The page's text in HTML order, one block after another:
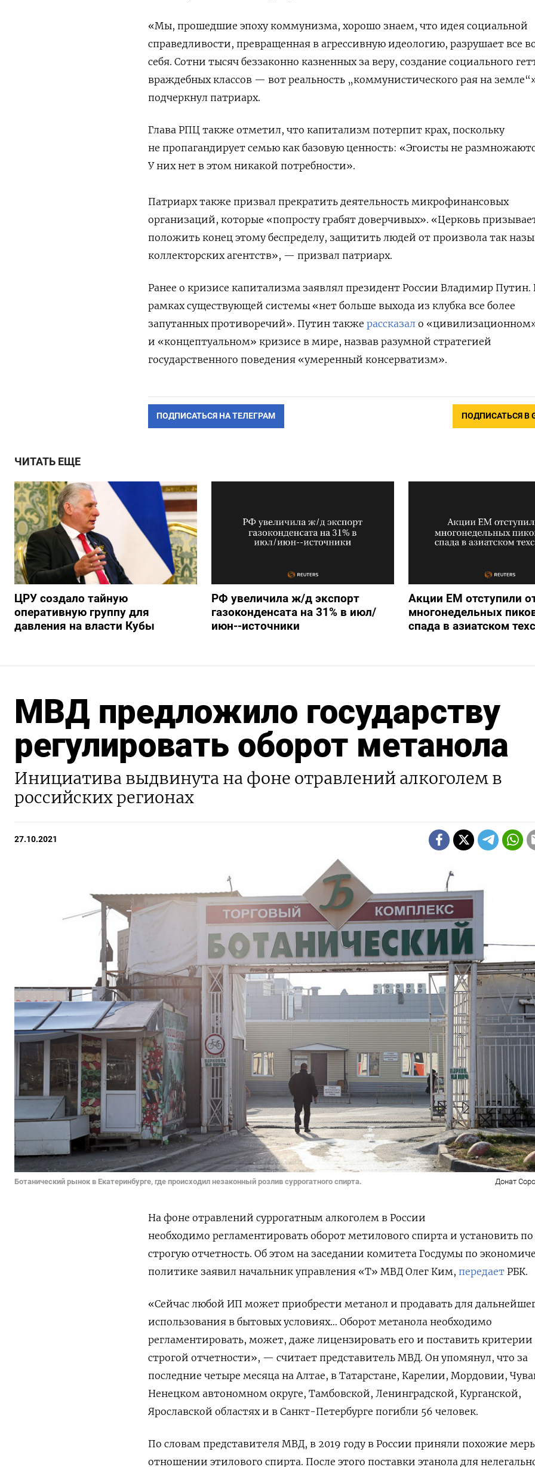
«Мы, прошедшие эпоху коммунизма, хорошо знаем, что идея социальной
справедливости, превращенная в агрессивную идеологию, разрушает все
себя. Сотни тысяч беззаконно казненных за веру, создание социального
враждебных классов — вот реальность „коммунистического рая на
подчеркнул патриарх.
Глава РПЦ также отметил, что капитализм потерпит крах, поскольку
не пропагандирует семью как базовую ценность: «Эгоисты не
У них нет в этом никакой потребности».
Патриарх также призвал прекратить деятельность микрофинансовых
организаций, которые «попросту грабят доверчивых». «Церковь
положить конец этому беспределу, защитить людей от произвола так
коллекторских агентств», — призвал патриарх.
Ранее о кризисе капитализма заявлял президент России Владимир Путин.
рамках существующей системы «нет больше выхода из клубка все более
запутанных противоречий». Путин также рассказал о
и «концептуальном» кризисе в мире, назвав разумной стратегией
государственного поведения «умеренный консерватизм».
ПОДПИСАТЬСЯ НА ТЕЛЕГРАМ ПОДПИСАТЬСЯ В
ЧИТАТЬ ЕЩЕ
ЦРУ создало тайную
оперативную группу для
давления на власти Кубы
РФ увеличила ж/д экспорт
газоконденсата на 31% в июл/
июн--источники
Акции ЕМ отступили
многонедельных
спада в азиатском
МВД предложило государству
регулировать оборот метанола
Инициатива выдвинута на фоне отравлений алкоголем в
российских регионах
27.10.2021
Ботанический рынок в Екатеринбурге, где происходил незаконный розлив суррогатного спирта. Донат
На фоне отравлений суррогатным алкоголем в России
необходимо регламентировать оборот метилового спирта и установить
строгую отчетность. Об этом на заседании комитета Госдумы по
политике заявил начальник управления «Т» МВД Олег Ким, передает РБК.
«Сейчас любой ИП может приобрести метанол и продавать для
использования в бытовых условиях… Оборот метанола необходимо
регламентировать, может, даже лицензировать его и поставить критерии
строгой отчетности», — считает представитель МВД. Он упомянул, что за
последние четыре месяца на Алтае, в Татарстане, Карелии, Мордовии,
Ненецком автономном округе, Тамбовской, Ленинградской, Курганской,
Ярославской областях и в Санкт-Петербурге погибли 56 человек.
По словам представителя МВД, в 2019 году в России приняли похожие
отношении этилового спирта. После этого поставки этанола для